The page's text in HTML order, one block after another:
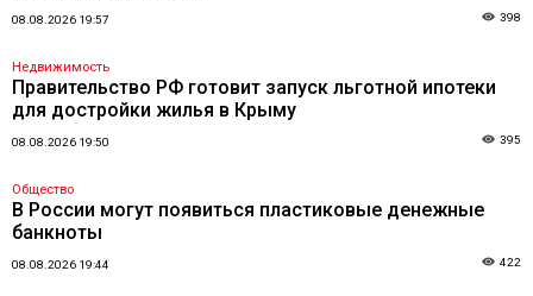
08.08.2026 19:57 398
Недвижимость
Правительство РФ готовит запуск льготной ипотеки
для достройки жилья в Крыму
08.08.2026 19:50 395
Общество
В России могут появиться пластиковые денежные
банкноты
08.08.2026 19:44 422